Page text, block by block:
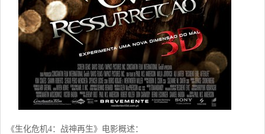
《生化危机4：战神再生》电影概述：